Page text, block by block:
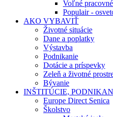
Voľné
Populair -
AKO VYBAVIŤ
Životné situácie
Dane a poplatky
Výstavba
Podnikanie
Dotácie a príspevky
Zeleň a životné
Bývanie
INŠTITÚCIE,
Europe Direct Senica
Školstvo